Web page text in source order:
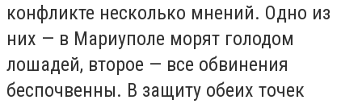
конфликте несколько мнений. Одно из
них — в Мариуполе морят голодом
лошадей, второе — все обвинения
беспочвенны. В защиту обеих точек